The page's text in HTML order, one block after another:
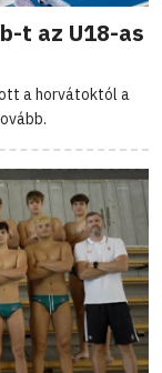
t az U18-as
a horvátoktól a